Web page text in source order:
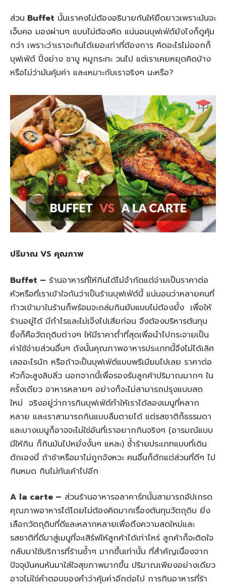
ส่วน Buffet นั้นเราคงไม่ต้องอธิบายกันให้ยืดยาวเพราะมันจะ
เจ็บคอ มองผ่านๆ แบบไม่ต้องคิด แน่นอนบุฟเฟ่ต์ยังไงก็ดูคุ้ม
กว่า เพราะว่าเราจะกินได้เยอะเท่าที่ต้องการ คิดอะไรไม่ออกก็
บุฟเฟ่ต์ ปิ้งย่าง ชาบู หมูกระทะ วนไป แต่เราเคยหยุดคิดบ้าง
หรือไม่ว่ามันคุ้มค่า และเหมาะกับเราจริงๆ นะหรือ?
ปริมาณ VS คุณภาพ
Buffet – ร้านอาหารที่ให้กินได้ไม่จำกัดแต่จ่ายเป็นราคาต่อ
หัวหรือที่เราเข้าใจกันว่าเป็นร้านบุฟเฟ่ต์นี้ แน่นอนว่าหลายคนที่
ก้าวเข้ามาในร้านก็พร้อมจะถล่มกินยับแบบไม่ต้องยั้ง เพื่อให้
ร้านอยู่ได้ มีกำไรและไม่เจ๊งไปเสียก่อน จึงต้องบริหารต้นทุน
ซึ่งก็คือวัตถุดิบต่างๆ ให้มีราคาต่ำที่สุดเพื่อนำไปกระจายเป็น
ค่าใช้จ่ายส่วนอื่นๆ ดังนั้นคุณภาพอาหารประเภทนี้จึงไม่ได้เลิศ
เลออะไรนัก หรือถ้าจะป็นบุฟเฟ่ต์แบบพรีเมียมไปเลย ราคาต่อ
หัวก็จะสูงลิบลิ่ว นอกจากนี้เพื่อรองรับลูกค้าปริมาณมากๆ ใน
ครั้งเดียว อาหารหลายๆ อย่างก็จะไม่สามารถปรุงแบบสด
ใหม่ จริงอยู่ว่าการกินบุฟเฟ่ต์ทำให้เราได้ลองเมนูที่หลาก
หลาย และเราสามารถกินแบบลืมตายได้ แต่รสชาติก็ธรรมดา
และบางเมนูก็อาจจะไม่ใช่อันที่เราอยากกินจริงๆ (อารมณ์แบบ
มีให้กิน ก็กินมันไปหยั่งงั้นๆ แหละ) ซ้ำร้ายประเภทแบบที่เดิน
ตักเองนี่ ถ้าช้าหรือมาไม่ถูกจังหวะ คนอื่นก็ตักแต่ส่วนที่ดีๆ ไป
กินหมด กินไม่ทันเค้าไปอีก
A la carte – ส่วนร้านอาหารอลาคาร์ทนั้นสามารถอัปเกรด
คุณภาพอาหารได้โดยไม่ต้องคิดมากเรื่องต้นทุนวัตถุดิบ ยิ่ง
เลือกวัตถุดิบที่ดีและหลากหลายเพื่อดึงความสดใหม่และ
รสชาติที่ดีมาสู่เมนูที่จะเสิร์ฟให้ลูกค้าได้เท่าไหร่ ลูกค้าก็จะติดใจ
กลับมาใช้บริการที่ร้านซ้ำๆ มากขึ้นเท่านั้น ที่สำคัญเนื่องจาก
ปัจจุบันคนหันมาใส่ใจสุขภาพมากขึ้น ปริมาณเพียงอย่างเดียว
อาจไม่ใช่คำตอบของคำว่าคุ้มค่าอีกต่อไป การกินอาหารที่ร้า